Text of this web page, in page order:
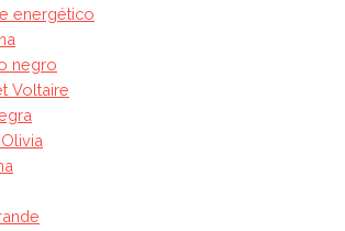
energético
negro
Voltaire